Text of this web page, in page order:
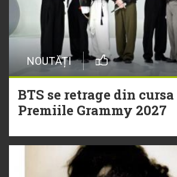
NOUTĂȚI
BTS se retrage din
Premiile Grammy 2027